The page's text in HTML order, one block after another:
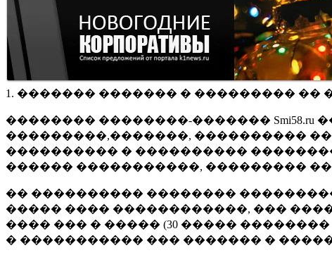
1. ������� ������� � ��������� ��
�������� ��������-�������
���������,�������, ����������
���������� � ����������
������ �����������, ���������
�� ���������� ��������
����� ���� ������������, ���
���� ��� � ����� (30 ����� ��������
� ����������� ��� ������� �